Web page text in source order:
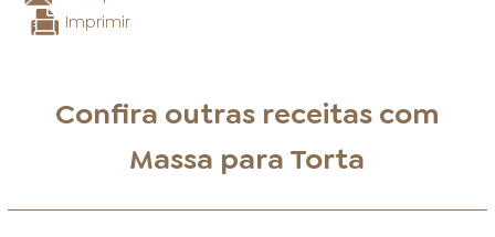
Imprimir
Confira outras receitas com
Massa para Torta